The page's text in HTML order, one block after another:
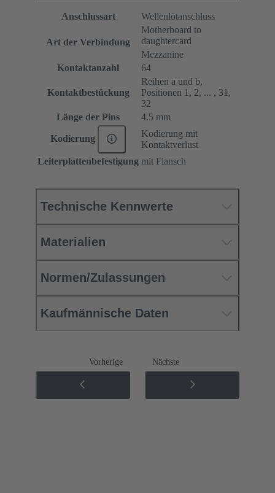
Anschlussart Wellenlötanschluss
Art der Verbindung
Motherboard to
daughtercard
Mezzanine
Kontaktanzahl
64
Kontaktbestückung
Reihen a und b,
Positionen 1, 2, ... , 31,
32
Länge der Pins
4.5 mm
Kodierung
Kodierung mit
Kontaktverlust
Leiterplattenbefestigung mit Flansch
Technische Kennwerte
Materialien
Normen/Zulassungen
Kaufmännische Daten
Vorherige Nächste